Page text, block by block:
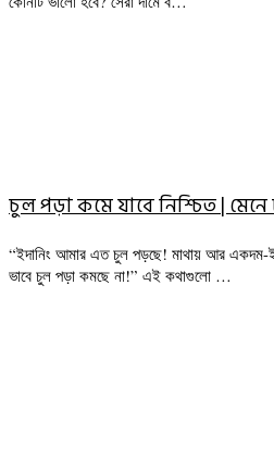
চুল পড়া কমে যাবে নিশ্চিত |
“ইদানিং আমার এত চুল পড়ছে! মাথায় আর
ভাবে চুল পড়া কমছে না!” এই কথাগুলো …